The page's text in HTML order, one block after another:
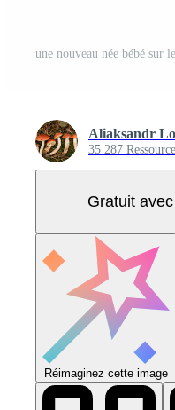
Aliaksandr
35 287
Gratuit
Réimaginez cette image